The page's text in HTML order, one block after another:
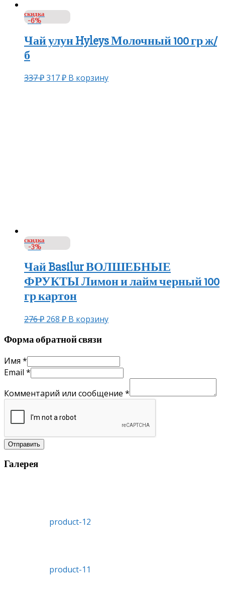
скидка
-6%
Чай улун Hyleys Молочный 100 гр ж/
б
337₽317₽ В корзину
скидка
-3%
Чай Basilur ВОЛШЕБНЫЕ
ФРУКТЫ Лимон и лайм черный 100
гр картон
276₽ 268 ₽ В корзину
Форма обратной связи
Имя *
Email *
Комментарий или сообщение *
Отправить
Галерея
product-12
product-11